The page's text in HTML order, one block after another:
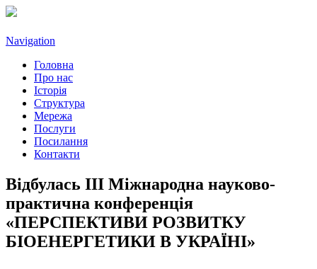
Navigation
Головна
Про нас
Історія
Структура
Мережа
Послуги
Посилання
Контакти
Відбулась ІІІ Міжнародна науково-
практична конференція
«ПЕРСПЕКТИВИ РОЗВИТКУ
БІОЕНЕРГЕТИКИ В УКРАЇНІ»